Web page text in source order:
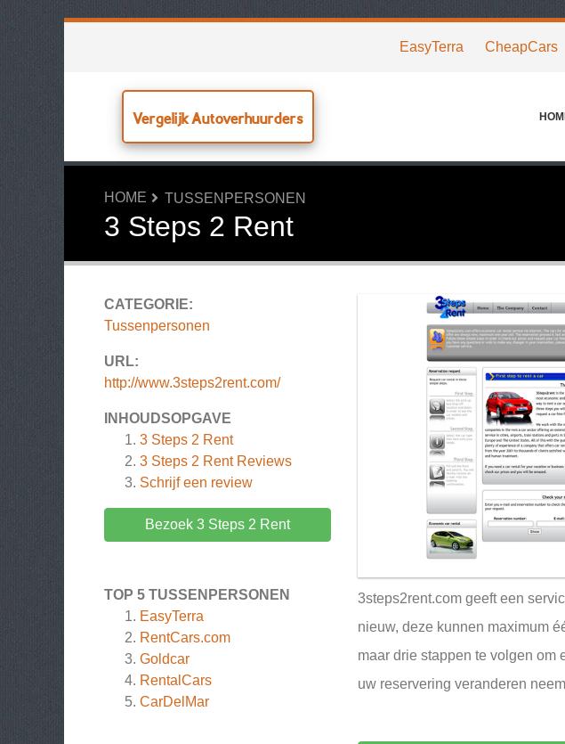
EasyTerra CheapCars
Vergelijk Autoverhuurders
HOME TUSSENPERSONEN
3 Steps 2 Rent
CATEGORIE:
Tussenpersonen
URL:
http://www.3steps2rent.com/
INHOUDSOPGAVE
3 Steps 2 Rent
3 Steps 2 RentReviews
Schrijf een review
Bezoek 3 Steps 2 Rent
TOP 5 TUSSENPERSONEN
EasyTerra
RentCars.com
Goldcar
RentalCars
CarDelMar
3steps2rent.com geeft een
nieuw, deze kunnen maximum
maar drie stappen te volgen om
uw reservering veranderen